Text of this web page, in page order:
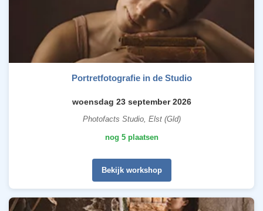
Portretfotografie in de Studio
woensdag 23 september 2026
Photofacts Studio, Elst (Gld)
nog 5 plaatsen
Bekijk workshop